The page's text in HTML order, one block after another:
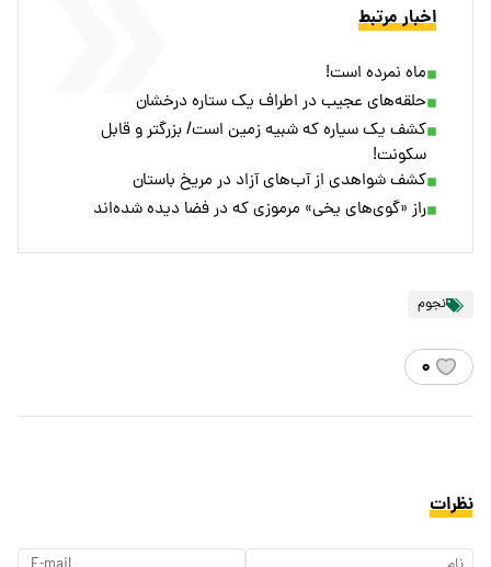
اخبار مرتبط
ماه نمرده است!
حلقه‌های عجیب در اطراف یک ستاره درخشان
کشف یک سیاره که شبیه زمین است/ بزرگتر و قابل
سکونت!
کشف شواهدی از آب‌های آزاد در مریخ باستان
راز «گوی‌های یخی» مرموزی که در فضا دیده شده‌اند
نجوم
۰
نظرات